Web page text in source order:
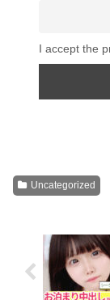
I accept the
Uncategorized